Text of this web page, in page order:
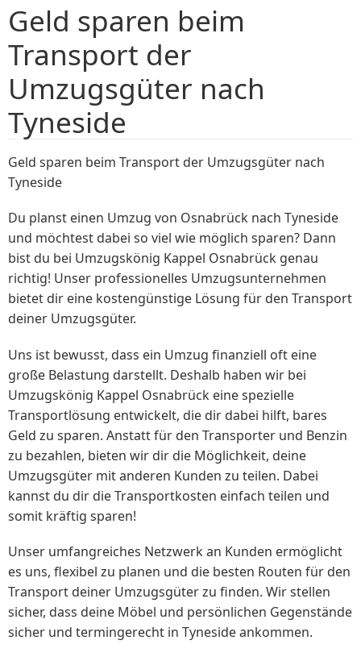
Geld sparen beim
Transport der
Umzugsgüter nach
Tyneside
Geld sparen beim Transport der Umzugsgüter nach
Tyneside
Du planst einen Umzug von Osnabrück nach Tyneside
und möchtest dabei so viel wie möglich sparen? Dann
bist du bei Umzugskönig Kappel Osnabrück genau
richtig! Unser professionelles Umzugsunternehmen
bietet dir eine kostengünstige Lösung für den Transport
deiner Umzugsgüter.
Uns ist bewusst, dass ein Umzug finanziell oft eine
große Belastung darstellt. Deshalb haben wir bei
Umzugskönig Kappel Osnabrück eine spezielle
Transportlösung entwickelt, die dir dabei hilft, bares
Geld zu sparen. Anstatt für den Transporter und Benzin
zu bezahlen, bieten wir dir die Möglichkeit, deine
Umzugsgüter mit anderen Kunden zu teilen. Dabei
kannst du dir die Transportkosten einfach teilen und
somit kräftig sparen!
Unser umfangreiches Netzwerk an Kunden ermöglicht
es uns, flexibel zu planen und die besten Routen für den
Transport deiner Umzugsgüter zu finden. Wir stellen
sicher, dass deine Möbel und persönlichen Gegenstände
sicher und termingerecht in Tyneside ankommen.